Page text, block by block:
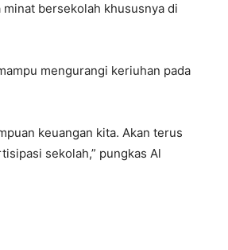
bersekolah khususnya di
mengurangi keriuhan pada
keuangan kita. Akan terus
sekolah,” pungkas Al